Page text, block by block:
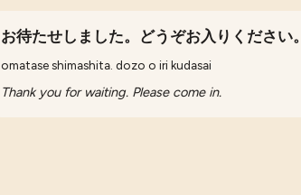
お待たせしました。どうぞお入りください。
omatase shimashita. dozo o iri kudasai
Thank you for waiting. Please come in.